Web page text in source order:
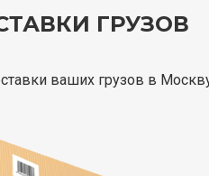
ГРУЗОВ
ваших грузов в